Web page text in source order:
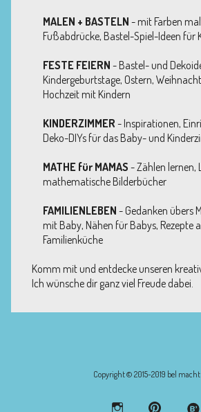
MALEN + BASTELN - mit Farben
Fußabdrücke, Bastel-Spiel-Ideen für
FESTE FEIERN - Bastel- und
Kindergeburtstage, Ostern,
Hochzeit mit Kindern
KINDERZIMMER - Inspirationen,
Deko-DIYs für das Baby- und
MATHE für MAMAS - Zählen lernen,
mathematische Bilderbücher
FAMILIENLEBEN - Gedanken übers
mit Baby, Nähen für Babys, Rezepte
Familienküche
Komm mit und entdecke unseren
Ich wünsche dir ganz viel Freude dabei.
Copyright © 2015-2019 bel